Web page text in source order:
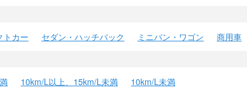
トカー セダン・ハッチバック ミニバン・ワゴン 商用車
10km/L以上、15km/L未満
10km/L未満